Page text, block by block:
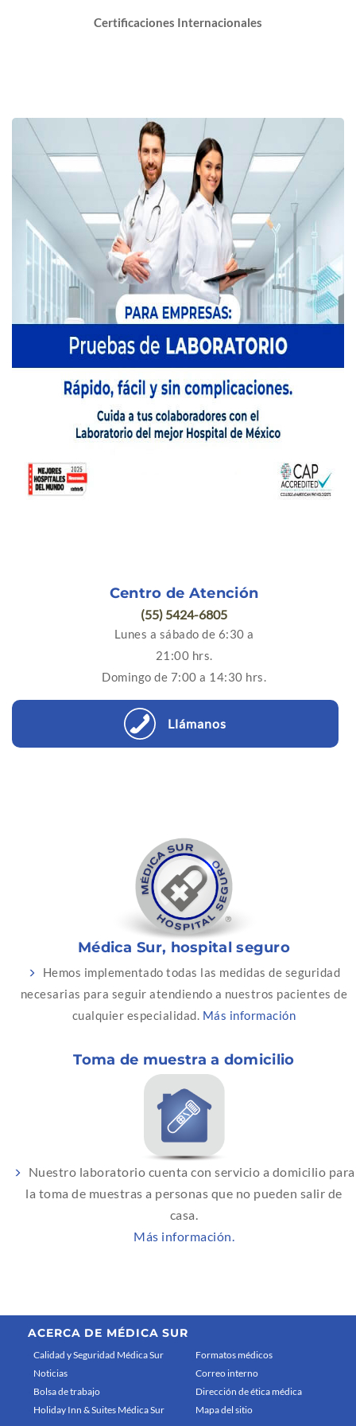
Certificaciones Internacionales
Centro de Atención
(55) 5424-6805
Lunes a sábado de 6:30 a
21:00 hrs.
Domingo de 7:00 a 14:30 hrs.
Llámanos
Médica Sur, hospital seguro
Hemos implementado todas las medidas de seguridad
necesarias para seguir atendiendo a nuestros pacientes de
cualquier especialidad. Más información
Toma de muestra a domicilio
Nuestro laboratorio cuenta con servicio a domicilio para
la toma de muestras a personas que no pueden salir de
casa.
Más información.
ACERCA DE MÉDICA SUR
Calidad y Seguridad Médica Sur
Noticias
Bolsa de trabajo
Holiday Inn & Suites Médica Sur
Formatos médicos
Correo interno
Dirección de ética médica
Mapa del sitio